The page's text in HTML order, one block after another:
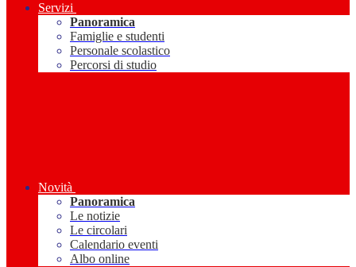
Servizi
Panoramica
Famiglie e studenti
Personale scolastico
Percorsi di studio
Novità
Panoramica
Le notizie
Le circolari
Calendario eventi
Albo online